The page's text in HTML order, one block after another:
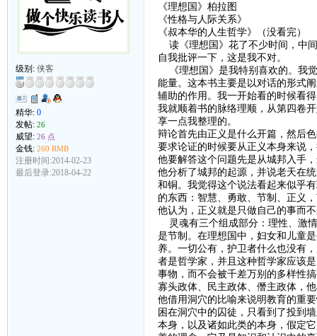
级别: 侠客
精华: 0
发帖: 26
威望: 26 点
金钱: 260 RMB
注册时间:2014-02-23
最后登录:2018-04-22
《理想国》柏拉图
《性格与人际关系》
《叔本华的人生哲学》（没看完）
读《理想国》花了不少时间，中
自我批评一下，这是我不对。
《理想国》是我特别喜欢的。我
能量。这本书主要是以对话的形式
辅助的作用。我一开始看的时候看
我就顺着书的脉络理顺，从第四卷
享一点我整理的。
辩论首先由正义是什么开篇，然后
要求论证的时候要从正义本身来说
他要解答这个问题先是从城邦入手
他分析了城邦的起源，并说老天在
和铜。我觉得这个说法看起来似乎
的东西：智慧、勇敢、节制、正义
他认为，正义就是只做自己的事而
灵魂有三个组成部分：理性、激
是节制。在理想国中，妇女和儿童
养。一切公有，护卫者什么也没有
者是哲学家，并且这种哲学家应该
事物，而不会被千差万别的多样性
寡头政体、民主政体、僭主政体，
他借用洞穴的比喻来说明教育的重
困在洞穴中的囚徒，只看到了投到
本身，以及诸如此类的本身，假定